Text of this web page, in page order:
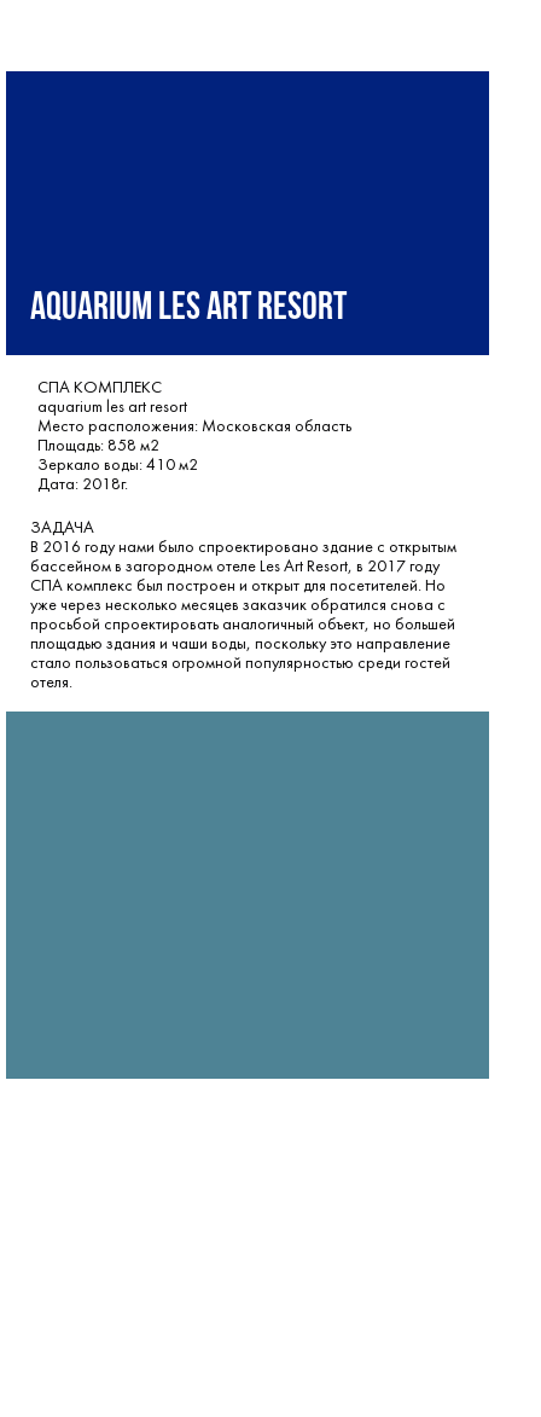
ЗАДАЧА
В 2016 году нами было спроектировано здание с открытым
бассейном в загородном отеле Les Art Resort, в 2017 году
СПА комплекс был построен и открыт для посетителей. Но
уже через несколько месяцев заказчик обратился снова с
просьбой спроектировать аналогичный объект, но большей
площадью здания и чаши воды, поскольку это направление
стало пользоваться огромной популярностью среди гостей
отеля.
СПА КОМПЛЕКС
aquarium les art resort
Место расположения: Московская область
Площадь: 858 м2
Зеркало воды: 410 м2
Дата: 2018г.
aquarium les art resort